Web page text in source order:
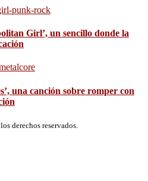
Girl’, un sencillo donde la
una canción sobre romper con
derechos reservados.